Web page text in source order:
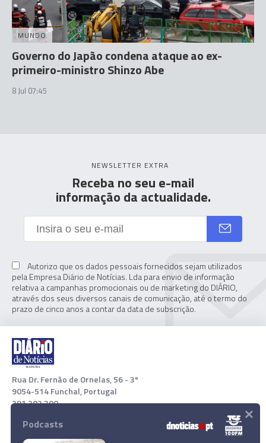
MUNDO
Governo do Japão condena ataque ao ex-
primeiro-ministro Shinzo Abe
8 Jul 07:45
NEWSLETTER EXTRA
Receba no seu e-mail
informação da actualidade.
Autorizo que os dados pessoais fornecidos sejam utilizados
pela Empresa Diário de Notícias. Lda para envio de informação
relativa a campanhas promocionais ou de marketing do DIÁRIO,
através dos seus diversos canais de comunicação, até o termo do
prazo de cinco anos a contar da data de subscrição.
Rua Dr. Fernão de Ornelas, 56 - 3º
9054-514 Funchal, Portugal
291 202 300
Download App
Podcasts ×